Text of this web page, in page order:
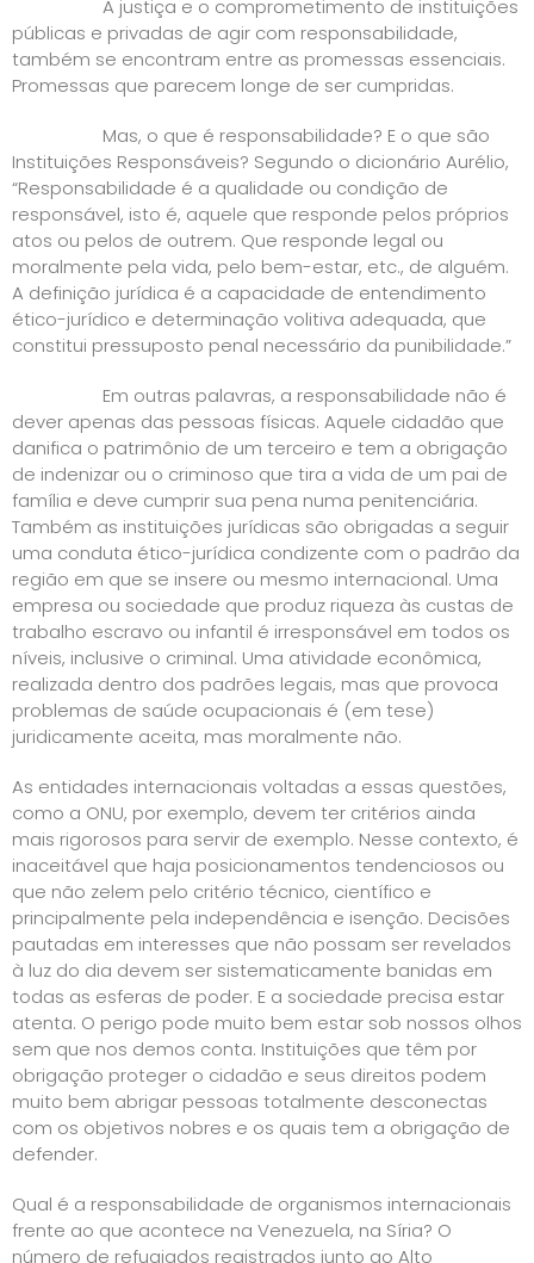
A justiça e o comprometimento de instituições
públicas e privadas de agir com responsabilidade,
também se encontram entre as promessas essenciais.
Promessas que parecem longe de ser cumpridas.
Mas, o que é responsabilidade? E o que são
Instituições Responsáveis? Segundo o dicionário Aurélio,
“Responsabilidade é a qualidade ou condição de
responsável, isto é, aquele que responde pelos próprios
atos ou pelos de outrem. Que responde legal ou
moralmente pela vida, pelo bem-estar, etc., de alguém.
A definição jurídica é a capacidade de entendimento
ético-jurídico e determinação volitiva adequada, que
constitui pressuposto penal necessário da punibilidade.”
Em outras palavras, a responsabilidade não é
dever apenas das pessoas físicas. Aquele cidadão que
danifica o patrimônio de um terceiro e tem a obrigação
de indenizar ou o criminoso que tira a vida de um pai de
família e deve cumprir sua pena numa penitenciária.
Também as instituições jurídicas são obrigadas a seguir
uma conduta ético-jurídica condizente com o padrão da
região em que se insere ou mesmo internacional. Uma
empresa ou sociedade que produz riqueza às custas de
trabalho escravo ou infantil é irresponsável em todos os
níveis, inclusive o criminal. Uma atividade econômica,
realizada dentro dos padrões legais, mas que provoca
problemas de saúde ocupacionais é (em tese)
juridicamente aceita, mas moralmente não.
As entidades internacionais voltadas a essas questões,
como a ONU, por exemplo, devem ter critérios ainda
mais rigorosos para servir de exemplo. Nesse contexto, é
inaceitável que haja posicionamentos tendenciosos ou
que não zelem pelo critério técnico, científico e
principalmente pela independência e isenção. Decisões
pautadas em interesses que não possam ser revelados
à luz do dia devem ser sistematicamente banidas em
todas as esferas de poder. E a sociedade precisa estar
atenta. O perigo pode muito bem estar sob nossos olhos
sem que nos demos conta. Instituições que têm por
obrigação proteger o cidadão e seus direitos podem
muito bem abrigar pessoas totalmente desconectas
com os objetivos nobres e os quais tem a obrigação de
defender.
Qual é a responsabilidade de organismos internacionais
frente ao que acontece na Venezuela, na Síria? O
número de refugiados registrados junto ao Alto